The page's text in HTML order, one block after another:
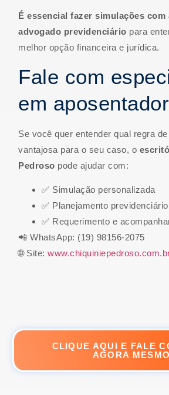
É essencial fazer simulações com
advogado previdenciário para
melhor opção financeira e jurídica.
Fale com
em
Se você quer entender qual regra
vantajosa para o seu caso, o
Pedroso pode ajudar com:
✅ Simulação personalizada
✅ Planejamento previdenciário
✅ Requerimento e
📲 WhatsApp: (19) 98156-2075
🌐 Site:
CLIQUE AQUI E FALE
AGORA MESMO